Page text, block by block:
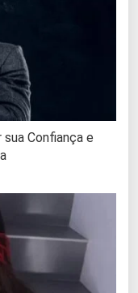
Confiança e